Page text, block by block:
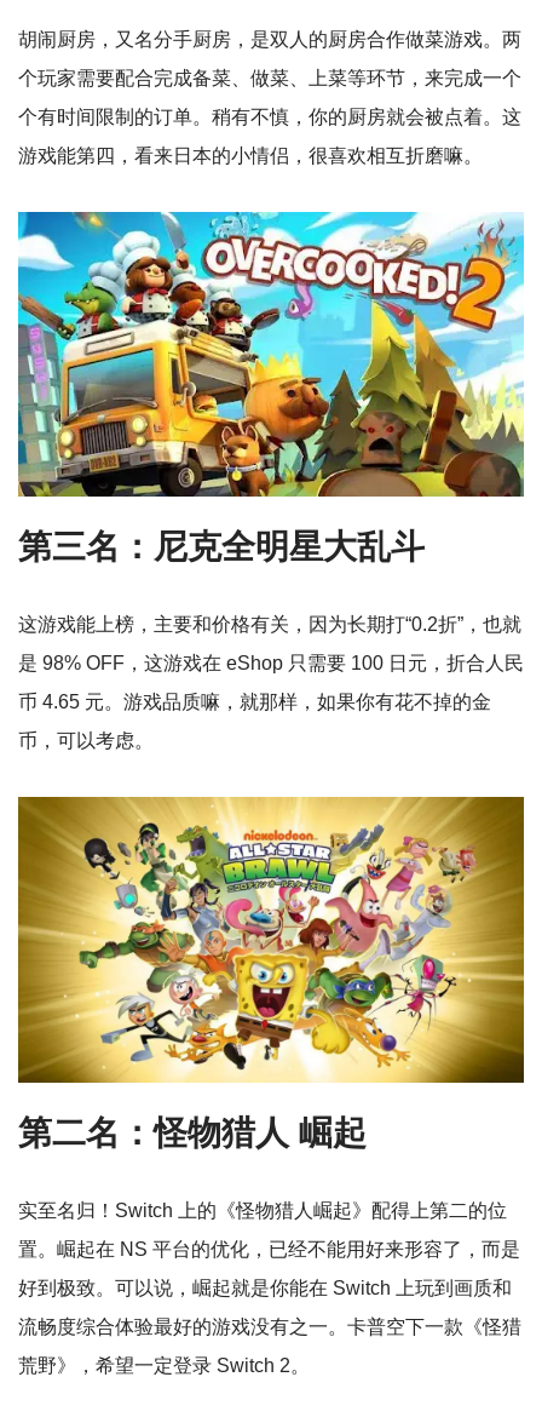
胡闹厨房，又名分手厨房，是双人的厨房合作做菜游戏。两
个玩家需要配合完成备菜、做菜、上菜等环节，来完成一个
个有时间限制的订单。稍有不慎，你的厨房就会被点着。这
游戏能第四，看来日本的小情侣，很喜欢相互折磨嘛。
第三名：尼克全明星大乱斗
这游戏能上榜，主要和价格有关，因为长期打“0.2折”，也就
是 98% OFF，这游戏在 eShop 只需要 100 日元，折合人民
币 4.65 元。游戏品质嘛，就那样，如果你有花不掉的金
币，可以考虑。
第二名：怪物猎人 崛起
实至名归！Switch 上的《怪物猎人崛起》配得上第二的位
置。崛起在 NS 平台的优化，已经不能用好来形容了，而是
好到极致。可以说，崛起就是你能在 Switch 上玩到画质和
流畅度综合体验最好的游戏没有之一。卡普空下一款《怪猎
荒野》，希望一定登录 Switch 2。